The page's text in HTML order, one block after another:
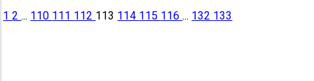
12... 110 111 112 113 114 115 116... 132 133